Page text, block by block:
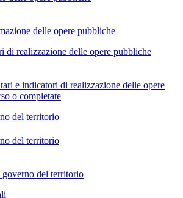
delle opere pubbliche
di realizzazione delle opere pubbliche
e indicatori di realizzazione delle opere
o completate
del territorio
del territorio
del territorio